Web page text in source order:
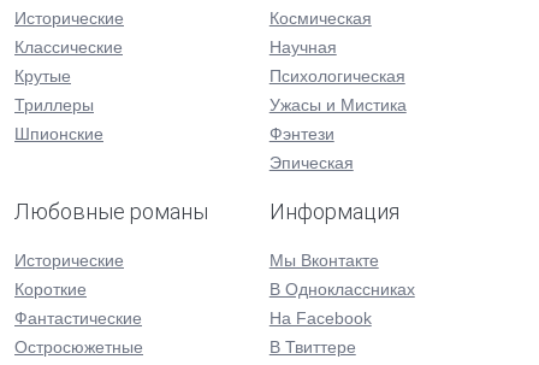
Исторические
Классические
Крутые
Триллеры
Шпионские
Космическая
Научная
Психологическая
Ужасы и Мистика
Фэнтези
Эпическая
Любовные романы
Исторические
Короткие
Фантастические
Остросюжетные
Информация
Мы Вконтакте
В Одноклассниках
На Facebook
В Твиттере